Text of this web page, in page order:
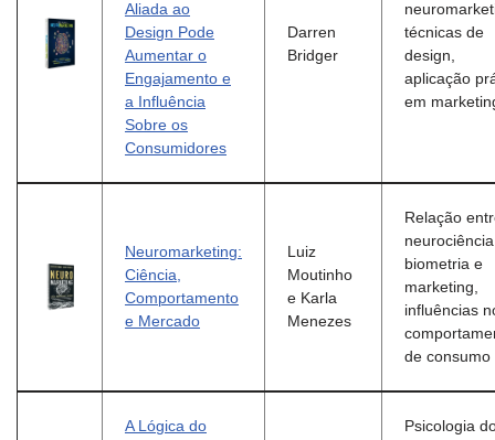
Aliada ao
Design Pode
Aumentar o
Engajamento e
a Influência
Sobre os
Consumidores
Darren
Bridger
técnicas de
design,
aplicação
em
Neuromarketing:
Ciência,
Comportamento
e Mercado
Luiz
Moutinho
e Karla
Menezes
Relação
biometria e
marketing,
influências
de consumo
A Lógica do
Psicologia